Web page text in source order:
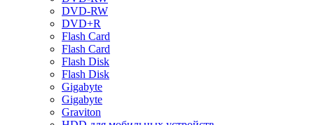
DVD-RW
DVD+R
Flash Card
Flash Card
Flash Disk
Flash Disk
Gigabyte
Gigabyte
Graviton